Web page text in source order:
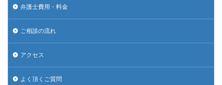
弁護士費用・料金
ご相談の流れ
アクセス
よく頂くご質問